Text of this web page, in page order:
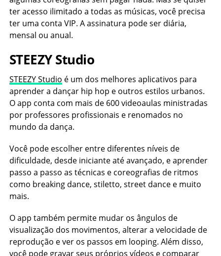
ter acesso ilimitado a todas as músicas, você precisa
ter uma conta VIP. A assinatura pode ser diária,
mensal ou anual.
STEEZY Studio
STEEZY Studio é um dos melhores aplicativos para
aprender a dançar hip hop e outros estilos urbanos.
O app conta com mais de 600 videoaulas ministradas
por professores profissionais e renomados no
mundo da dança.
Você pode escolher entre diferentes níveis de
dificuldade, desde iniciante até avançado, e aprender
passo a passo as técnicas e coreografias de ritmos
como breaking dance, stiletto, street dance e muito
mais.
O app também permite mudar os ângulos de
visualização dos movimentos, alterar a velocidade de
reprodução e ver os passos em looping. Além disso,
você pode gravar seus próprios vídeos e comparar